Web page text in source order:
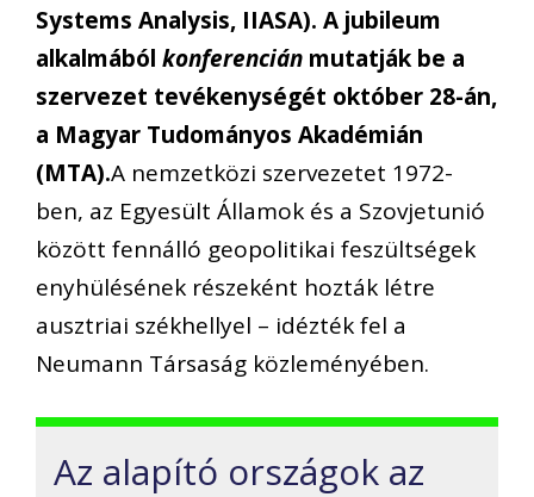
Systems Analysis, IIASA). A jubileum
alkalmából konferencián mutatják be a
szervezet tevékenységét október 28-án,
a Magyar Tudományos Akadémián
(MTA).A nemzetközi szervezetet 1972-
ben, az Egyesült Államok és a Szovjetunió
között fennálló geopolitikai feszültségek
enyhülésének részeként hozták létre
ausztriai székhellyel – idézték fel a
Neumann Társaság közleményében.
Az alapító országok az